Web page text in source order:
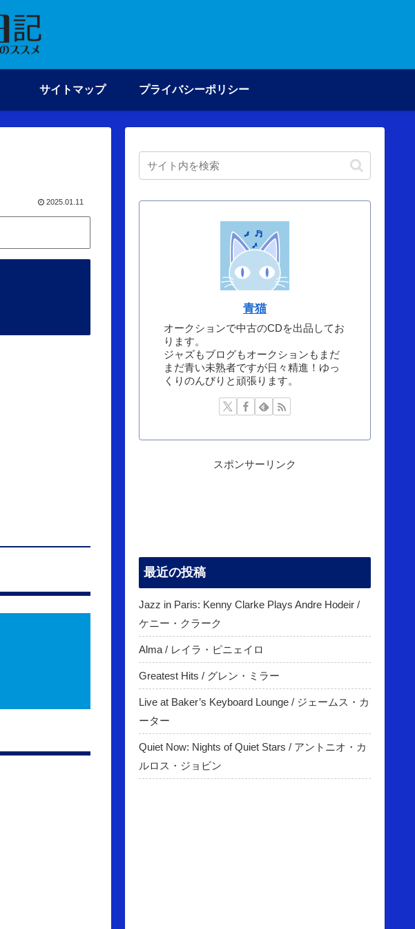
サイトマップ プライバシーポリシー
2025.01.11
青猫
オークションで中古のCDを出品してお
ります。
ジャズもブログもオークションもまだ
まだ青い未熟者ですが日々精進！ゆっ
くりのんびりと頑張ります。
スポンサーリンク
最近の投稿
Jazz in Paris: Kenny Clarke Plays Andre Hodeir /
ケニー・クラーク
Alma / レイラ・ピニェイロ
Greatest Hits / グレン・ミラー
Live at Baker’s Keyboard Lounge / ジェームス・カ
ーター
Quiet Now: Nights of Quiet Stars / アントニオ・カ
ルロス・ジョビン